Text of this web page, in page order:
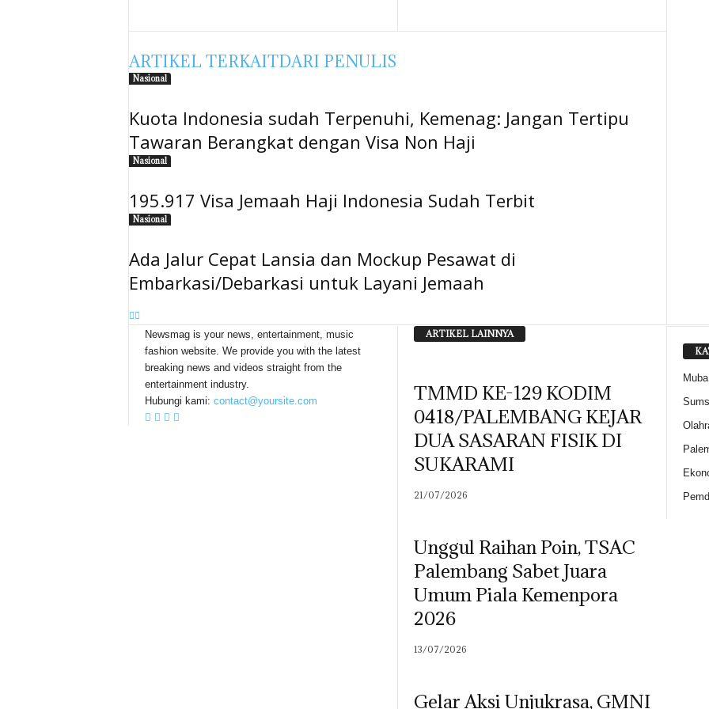
ARTIKEL TERKAITDARI PENULIS
Nasional
Kuota Indonesia sudah Terpenuhi, Kemenag: Jangan Tertipu
Tawaran Berangkat dengan Visa Non Haji
Nasional
195.917 Visa Jemaah Haji Indonesia Sudah Terbit
Nasional
Ada Jalur Cepat Lansia dan Mockup Pesawat di
Embarkasi/Debarkasi untuk Layani Jemaah
Newsmag is your news, entertainment, music
fashion website. We provide you with the latest
breaking news and videos straight from the
entertainment industry.
Hubungi kami: contact@yoursite.com
ARTIKEL LAINNYA
TMMD KE-129 KODIM
0418/PALEMBANG KEJAR
DUA SASARAN FISIK DI
SUKARAMI
21/07/2026
Unggul Raihan Poin, TSAC
Palembang Sabet Juara
Umum Piala Kemenpora
2026
13/07/2026
Gelar Aksi Unjukrasa, GMNI
Muba